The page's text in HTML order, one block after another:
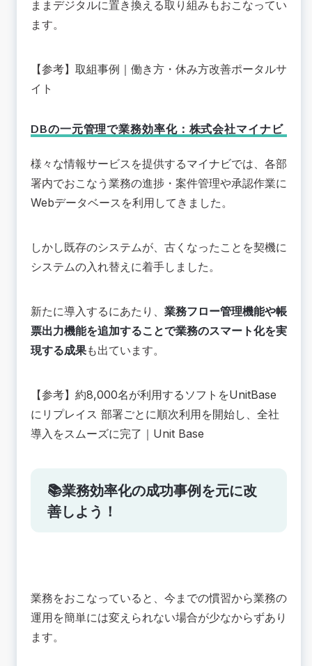
ままデジタルに置き換える取り組みもおこなってい
ます。
【参考】 取組事例 ｜働き方・休み方改善ポータルサ
イト
DBの一元管理で業務効率化：株式会社マイナビ
様々な情報サービスを提供するマイナビでは、各部
署内でおこなう業務の進捗・案件管理や承認作業に
Webデータベースを利用してきました。
しかし既存のシステムが、古くなったことを契機に
システムの入れ替えに着手しました。
新たに導入するにあたり、 業務フロー管理機能や帳
票出力機能を追加することで業務のスマート化を実
現する成果も出ています。
【参考】 約8,000名が利用するソフトをUnitBase
にリプレイス 部署ごとに順次利用を開始し、全社
導入をスムーズに完了 ｜Unit Base
📚業務効率化の成功事例を元に改
善しよう！
業務をおこなっていると、今までの慣習から業務の
運用を簡単には変えられない場合が少なからずあり
ます。